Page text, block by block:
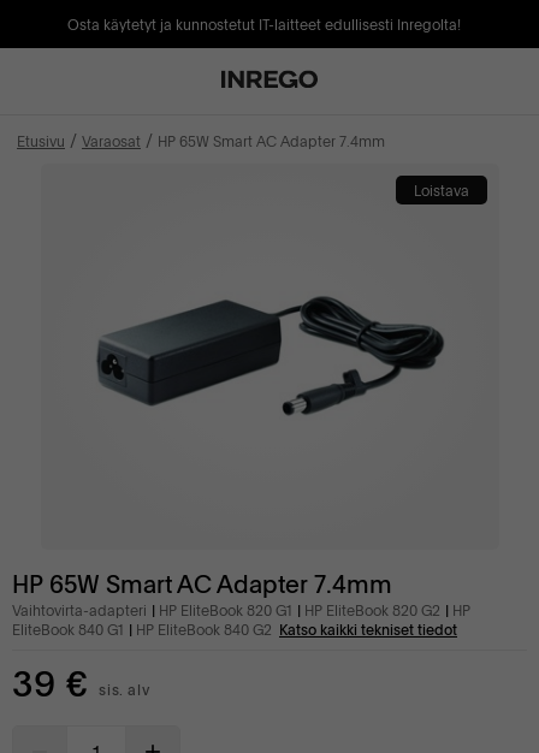
Osta käytetyt ja kunnostetut IT-laitteet edullisesti Inregolta!
Etusivu Varaosat HP 65W Smart AC Adapter 7.4mm
Loistava
HP 65W Smart AC Adapter 7.4mm
Vaihtovirta-adapteri HP EliteBook 820 G1 HP EliteBook 820 G2
HP
EliteBook 840 G1
HP EliteBook 840 G2 Katso kaikki tekniset tiedot
39 € sis. alv